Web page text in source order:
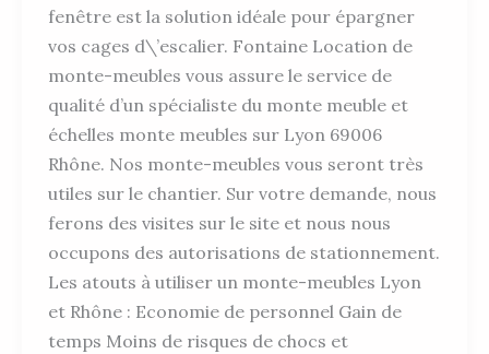
fenêtre est la solution idéale pour épargner
vos cages d\’escalier. Fontaine Location de
monte-meubles vous assure le service de
qualité d’un spécialiste du monte meuble et
échelles monte meubles sur Lyon 69006
Rhône. Nos monte-meubles vous seront très
utiles sur le chantier. Sur votre demande, nous
ferons des visites sur le site et nous nous
occupons des autorisations de stationnement.
Les atouts à utiliser un monte-meubles Lyon
et Rhône : Economie de personnel Gain de
temps Moins de risques de chocs et